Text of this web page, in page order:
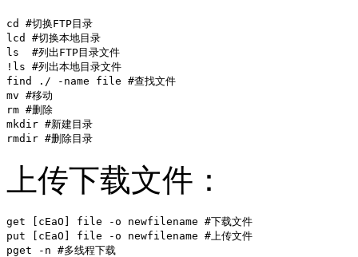
cd #切换FTP目录
lcd #切换本地目录
ls  #列出FTP目录文件
!ls #列出本地目录文件
find ./ -name file #查找文件
mv #移动
rm #删除
mkdir #新建目录
rmdir #删除目录
上传下载文件：
get [cEaO] file -o newfilename #下载文件
put [cEaO] file -o newfilename #上传文件
pget -n #多线程下载